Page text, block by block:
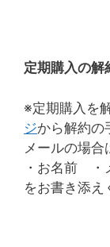
定期購入の解
※定期購入を
ジから解約の
メールの場合
・お名前 ・
をお書き添え